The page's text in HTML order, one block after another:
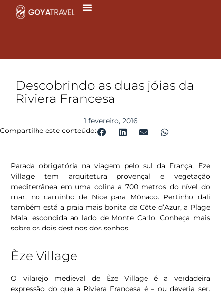
Descobrindo as duas jóias da
Riviera Francesa
1 fevereiro, 2016
Compartilhe este conteúdo:
Parada obrigatória na viagem pelo sul da França, Èze
Village tem arquitetura provençal e vegetação
mediterrânea em uma colina a 700 metros do nível do
mar, no caminho de Nice para Mônaco. Pertinho dali
também está a praia mais bonita da Côte d’Azur, a Plage
Mala, escondida ao lado de Monte Carlo. Conheça mais
sobre os dois destinos dos sonhos.
Èze Village
O vilarejo medieval de Èze Village é a verdadeira
expressão do que a Riviera Francesa é – ou deveria ser.